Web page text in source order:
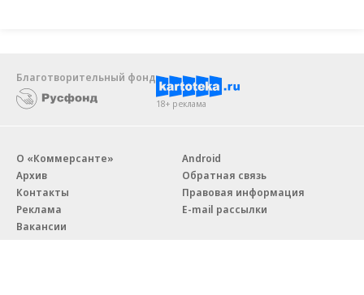
Благотворительный фонд
18+ реклама
О «Коммерсанте»
Архив
Контакты
Реклама
Вакансии
Android
Обратная связь
Правовая информация
E-mail рассылки